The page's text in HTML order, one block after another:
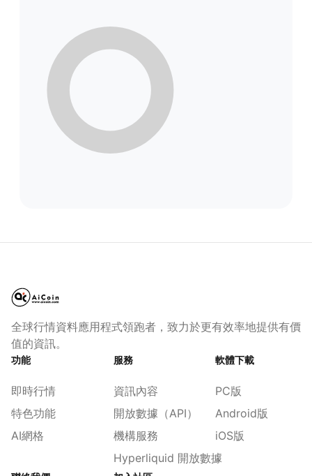
全球行情資料應用程式領跑者，致力於更有效率地提供有價
值的資訊。
功能
即時行情
特色功能
AI網格
服務
資訊內容
開放數據（API）
機構服務
Hyperliquid 開放數據
軟體下載
PC版
Android版
iOS版